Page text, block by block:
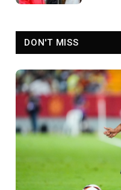
DON'T MISS